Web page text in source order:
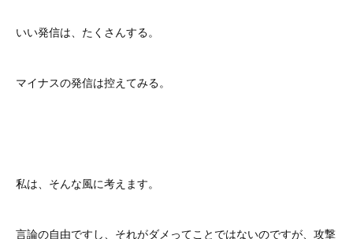
いい発信は、たくさんする。
マイナスの発信は控えてみる。
私は、そんな風に考えます。
言論の自由ですし、それがダメってことではないのですが、攻撃